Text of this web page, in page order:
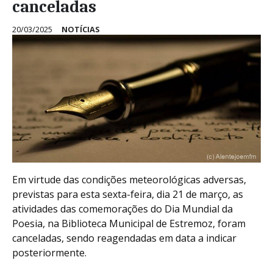
canceladas
20/03/2025 NOTÍCIAS
Em virtude das condições meteorológicas adversas,
previstas para esta sexta-feira, dia 21 de março, as
atividades das comemorações do Dia Mundial da
Poesia, na Biblioteca Municipal de Estremoz, foram
canceladas, sendo reagendadas em data a indicar
posteriormente.